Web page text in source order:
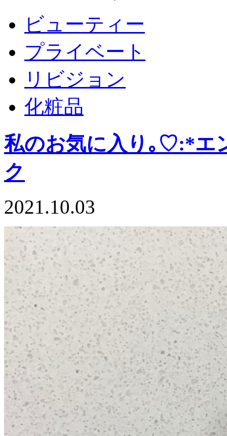
ビューティー
プライベート
リビジョン
化粧品
私のお気に入り｡♡:*エ
ク
2021.10.03